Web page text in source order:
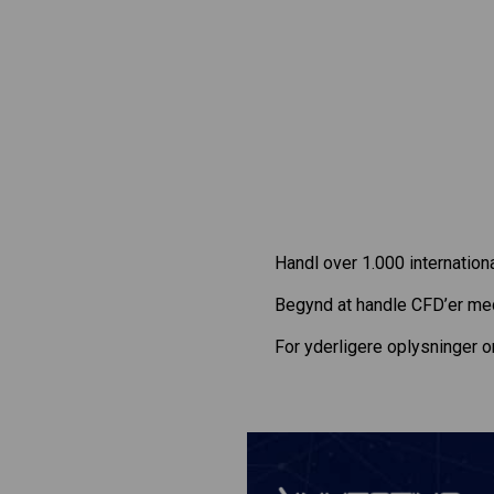
Handl over 1.000
Begynd at handle CFD’er
For yderligere oplysninger